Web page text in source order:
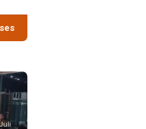
AREC, Dorong